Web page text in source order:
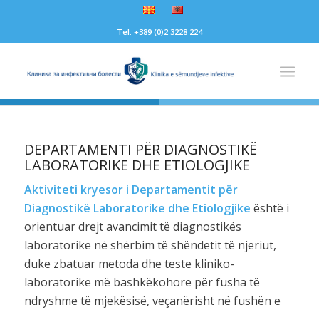
Tel: +389 (0)2 3228 224
DEPARTAMENTI PËR DIAGNOSTIKË
LABORATORIKE DHE ETIOLOGJIKE
Aktiviteti kryesor i Departamentit për
Diagnostikë Laboratorike dhe Etiologjike është i
orientuar drejt avancimit të diagnostikës
laboratorike në shërbim të shëndetit të njeriut,
duke zbatuar metoda dhe teste kliniko-
laboratorike më bashkëkohore për fusha të
ndryshme të mjekësisë, veçanërisht në fushën e